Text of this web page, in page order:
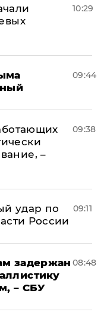
10:29
09:44
–
09:38
удар по
России
09:11
задержан
– СБУ
08:48